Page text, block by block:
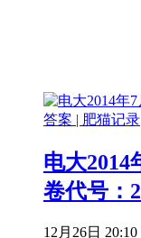
电大2014
卷代号：
12月26日 20:10